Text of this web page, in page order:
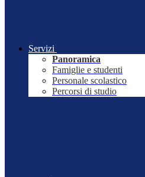
Servizi
Panoramica
Famiglie e studenti
Personale scolastico
Percorsi di studio